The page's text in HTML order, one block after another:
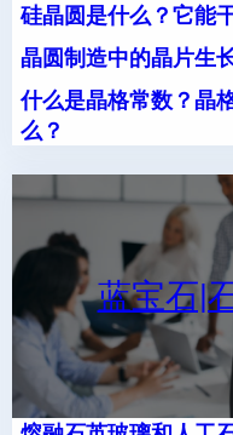
硅晶圆是什么？它能
晶圆制造中的晶片生
什么是晶格常数？晶
么？
蓝宝石|